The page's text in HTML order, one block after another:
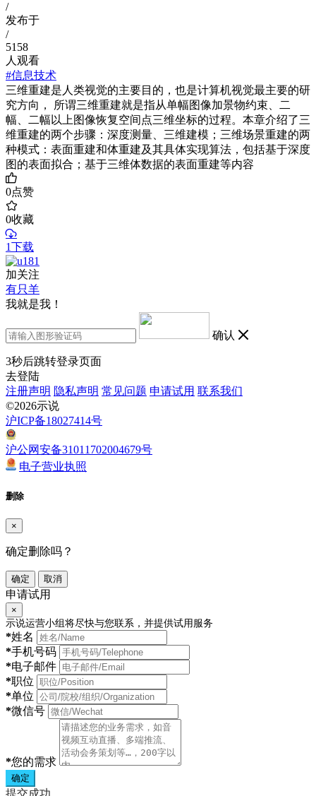
/
发布于
/
5158
人观看
#信息技术
三维重建是人类视觉的主要目的，也是计算机视觉最主要的研
究方向， 所谓三维重建就是指从单幅图像加景物约束、二
幅、二幅以上图像恢复空间点三维坐标的过程。本章介绍了三
维重建的两个步骤：深度测量、三维建模；三维场景重建的两
种模式：表面重建和体重建及其具体实现算法，包括基于深度
图的表面拟合；基于三维体数据的表面重建等内容
0点赞
0收藏
1下载
加关注
有只羊
我就是我！
确认
3秒后跳转登录页面
去登陆
注册声明 隐私声明 常见问题 申请试用 联系我们
©2026示说
沪ICP备18027414号
沪公网安备31011702004679号
电子营业执照
删除
×
确定删除吗？
确定 取消
申请试用
×
示说运营小组将尽快与您联系，并提供试用服务
*姓名
*手机号码
*电子邮件
*职位
*单位
*微信号
*您的需求
确定